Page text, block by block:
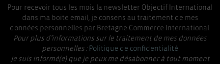
Pour recevoir tous les mois la newsletter Objectif International
dans ma boite email, je consens au traitement de mes
données personnelles par Bretagne Commerce International.
Pour plus d’informations sur le traitement de mes données
personnelles :Politique de confidentialité
Je suis informé(e) que je peux me désabonner à tout moment